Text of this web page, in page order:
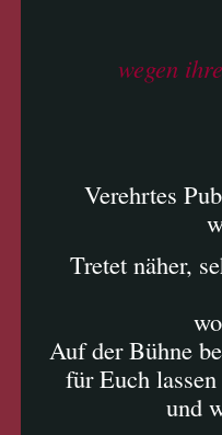
wegen
Verehrtes
Tretet näher,
Auf der Bühne
für Euch
und